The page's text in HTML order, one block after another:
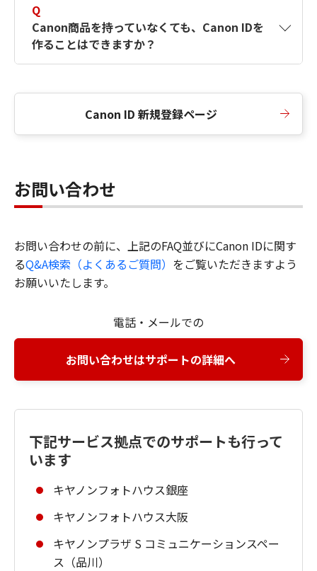
Q
Canon商品を持っていなくても、Canon IDを
作ることはできますか？
Canon ID 新規登録ページ
お問い合わせ
お問い合わせの前に、上記のFAQ並びにCanon IDに関す
るQ&A検索（よくあるご質問） をご覧いただきますよう
お願いいたします。
電話・メールでの
お問い合わせはサポートの詳細へ
下記サービス拠点でのサポートも行って
います
キヤノンフォトハウス銀座
キヤノンフォトハウス大阪
キヤノンプラザ S コミュニケーションスペー
ス（品川）